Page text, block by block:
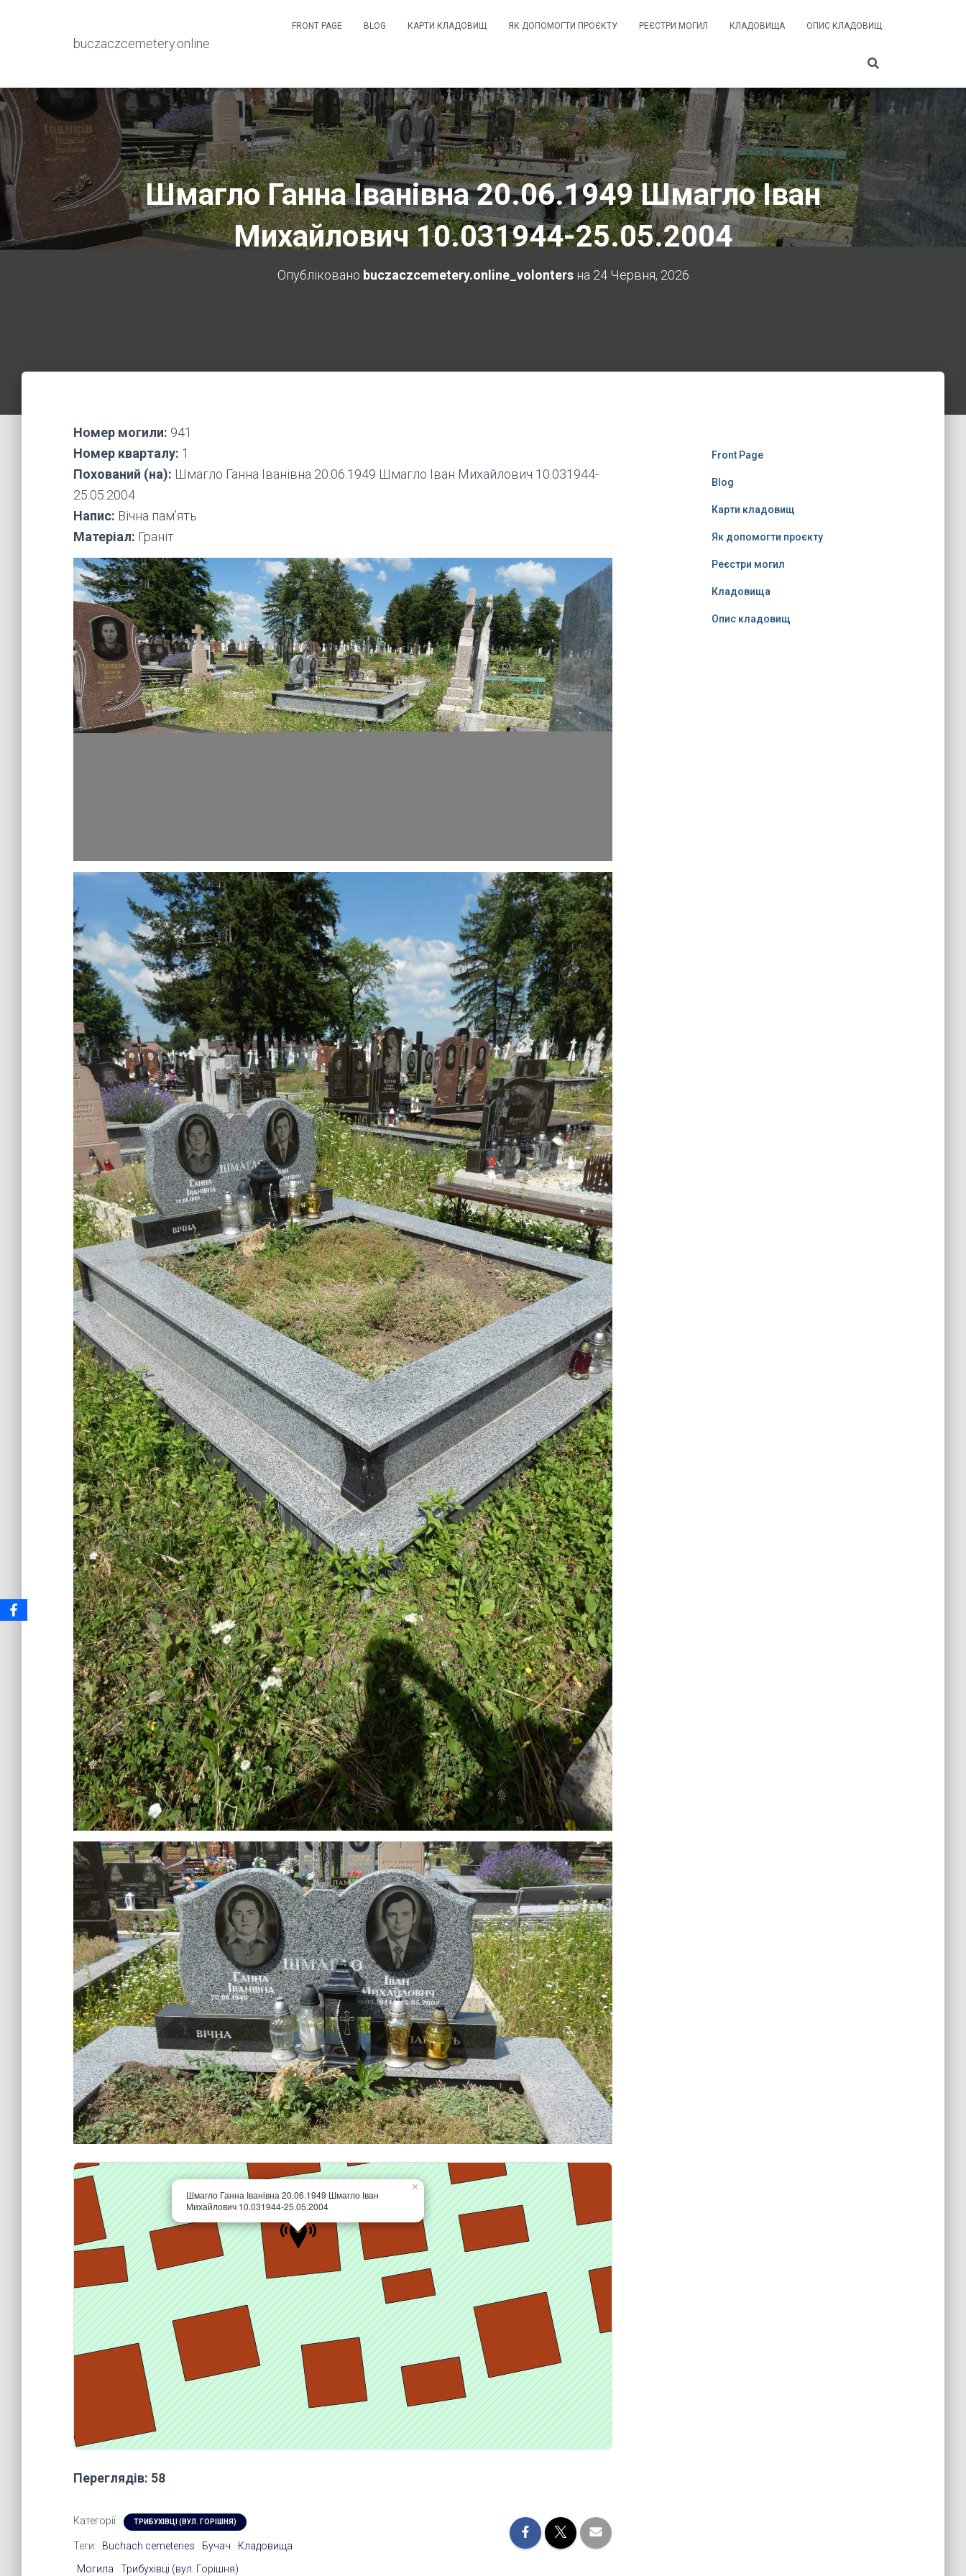
buczaczcemetery.online
FRONT PAGE BLOG КАРТИ КЛАДОВИЩ ЯК ДОПОМОГТИ ПРОЄКТУ РЕЄСТРИ МОГИЛ КЛАДОВИЩА ОПИС КЛАДОВИЩ
Шмагло Ганна Іванівна 20.06.1949 Шмагло Іван
Михайлович 10.031944-25.05.2004
Опубліковано buczaczcemetery.online_volontersна 24 Червня, 2026
Номер могили: 941
Номер кварталу: 1
Похований (на): Шмагло Ганна Іванівна 20.06.1949 Шмагло Іван Михайлович 10.031944-
25.05.2004
Напис: Вічна пам’ять
Матеріал: Граніт
Переглядів: 58
Категорії: ТРИБУХІВЦІ (ВУЛ. ГОРІШНЯ)
Теги: Buchach cemeteries Бучач
Кладовища
Могила
Трибухівці (вул. Горішня)
Front Page
Blog
Карти кладовищ
Як допомогти проєкту
Реєстри могил
Кладовища
Опис кладовищ